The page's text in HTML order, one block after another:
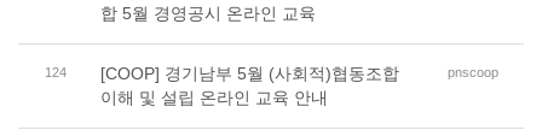
합 5월 경영공시 온라인 교육
124
[COOP] 경기남부 5월 (사회적)협동조합
이해 및 설립 온라인 교육 안내
pnscoop